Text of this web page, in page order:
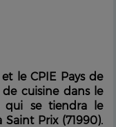
le CPIE Pays de
cuisine dans le
qui se tiendra le
Prix (71990).